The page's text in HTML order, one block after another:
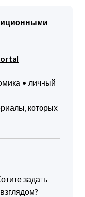
• личный
которых
задать